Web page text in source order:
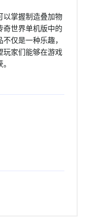
以掌握制造叠加物
奇世界单机版中的
仅是一种乐趣，
玩家们能够在游戏